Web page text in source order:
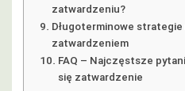
zatwardzeniu?
Długoterminowe
zatwardzeniem
FAQ – Najczęstsze
się zatwardzenie